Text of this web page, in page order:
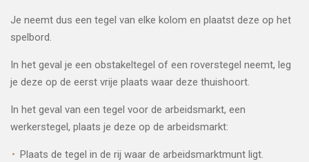
Je neemt dus een tegel van elke kolom en plaatst deze op het
spelbord.
In het geval je een obstakeltegel of een roverstegel neemt, leg
je deze op de eerst vrije plaats waar deze thuishoort.
In het geval van een tegel voor de arbeidsmarkt, een
werkerstegel, plaats je deze op de arbeidsmarkt:
Plaats de tegel in de rij waar de arbeidsmarktmunt ligt.